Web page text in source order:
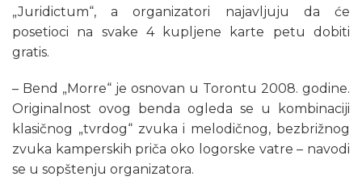
„Juridictum“, a organizatori najavljuju da će
posetioci na svake 4 kupljene karte petu dobiti
gratis.
– Bend „Morre“ je osnovan u Torontu 2008. godine.
Originalnost ovog benda ogleda se u kombinaciji
klasičnog „tvrdog“ zvuka i melodičnog, bezbrižnog
zvuka kamperskih priča oko logorske vatre – navodi
se u sopštenju organizatora.